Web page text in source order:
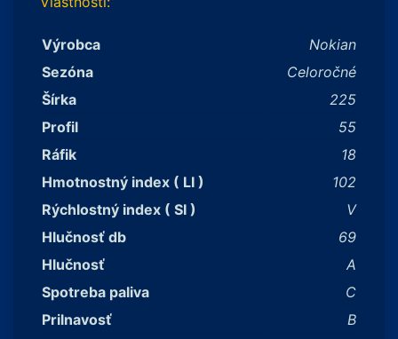
Výrobca
Nokian
Sezóna
Celoročné
Šírka
225
Profil
55
Ráfik
18
Hmotnostný index ( LI )
102
Rýchlostný index ( SI )
V
Hlučnosť db
69
Hlučnosť
A
Spotreba paliva
C
Prilnavosť
B